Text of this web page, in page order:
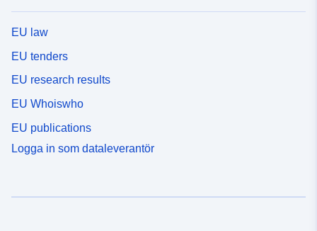
EU law
EU tenders
EU research results
EU Whoiswho
EU publications
Logga in som dataleverantör